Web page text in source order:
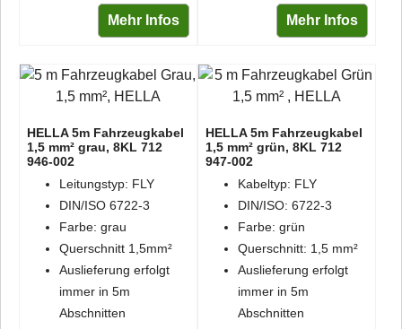
Mehr Infos Mehr Infos
HELLA 5m Fahrzeugkabel
1,5 mm² grau, 8KL 712
946-002
Leitungstyp: FLY
DIN/ISO 6722-3
Farbe: grau
Querschnitt 1,5mm²
Auslieferung erfolgt
immer in 5m
Abschnitten
HELLA 5m Fahrzeugkabel
1,5 mm² grün, 8KL 712
947-002
Kabeltyp: FLY
DIN/ISO: 6722-3
Farbe: grün
Querschnitt: 1,5 mm²
Auslieferung erfolgt
immer in 5m
Abschnitten